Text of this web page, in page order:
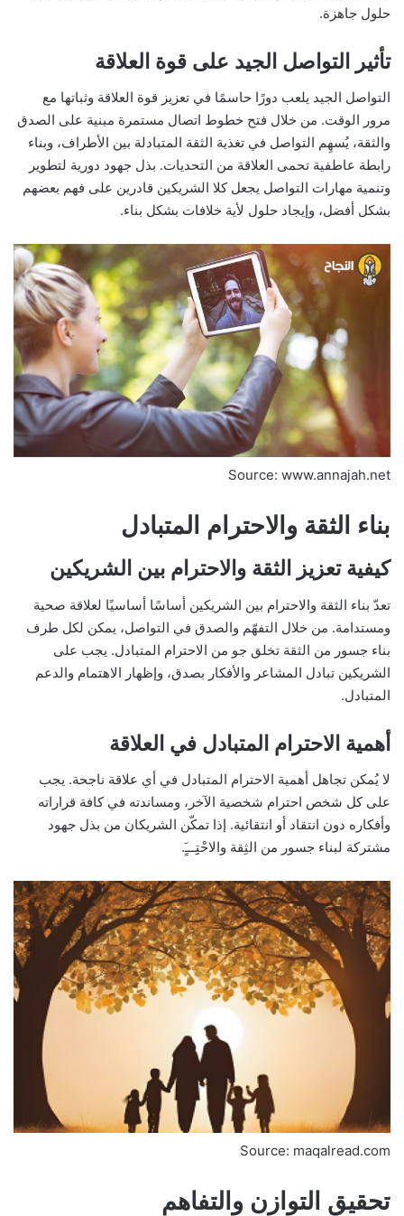
حلول جاهزة.
تأثير التواصل الجيد على قوة العلاقة
التواصل الجيد يلعب دورًا حاسمًا في تعزيز قوة العلاقة وثباتها مع
مرور الوقت. من خلال فتح خطوط اتصال مستمرة مبنية على الصدق
والثقة، يُسهِم التواصل في تغذية الثقة المتبادلة بين الأطراف، وبناء
رابطة عاطفية تحمى العلاقة من التحديات. بذل جهود دورية لتطوير
وتنمية مهارات التواصل يجعل كلا الشريكين قادرين على فهم بعضهم
بشكل أفضل، وإيجاد حلول لأية خلافات بشكل بناء.
Source: www.annajah.net
بناء الثقة والاحترام المتبادل
كيفية تعزيز الثقة والاحترام بين الشريكين
تعدّ بناء الثقة والاحترام بين الشريكين أساسًا أساسيًا لعلاقة صحية
ومستدامة. من خلال التفهّم والصدق في التواصل، يمكن لكل طرف
بناء جسور من الثقة تخلق جو من الاحترام المتبادل. يجب على
الشريكين تبادل المشاعر والأفكار بصدق، وإظهار الاهتمام والدعم
المتبادل.
أهمية الاحترام المتبادل في العلاقة
لا يُمكن تجاهل أهمية الاحترام المتبادل في أي علاقة ناجحة. يجب
على كل شخص احترام شخصية الآخر، ومساندته في كافة قراراته
وأفكاره دون انتقاد أو انتقائية. إذا تمكّن الشريكان من بذل جهود
مشتركة لبناء جسور من الثِقة والاحْتِِـــٍَ.
Source: maqalread.com
تحقيق التوازن والتفاهم